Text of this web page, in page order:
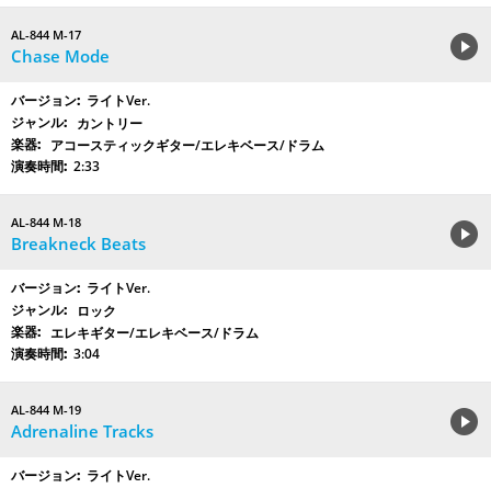
AL-844 M-17
Chase Mode
ライトVer.
カントリー
アコースティックギター/エレキベース/ドラム
2:33
AL-844 M-18
Breakneck Beats
ライトVer.
ロック
エレキギター/エレキベース/ドラム
3:04
AL-844 M-19
Adrenaline Tracks
ライトVer.